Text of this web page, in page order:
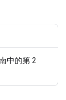
中的第 2